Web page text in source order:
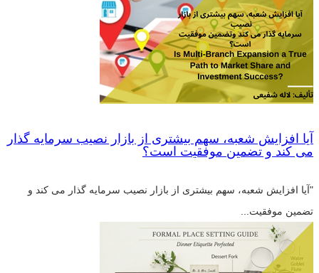
آیا افزایش شعبه، سهم بیشتری از بازار نصیب سرمایه گذار
می کند و تضمین موفقیت است؟
"آیا افزایش شعبه، سهم بیشتری از بازار نصیب سرمایه گذار می کند و
تضمین موفقیت...